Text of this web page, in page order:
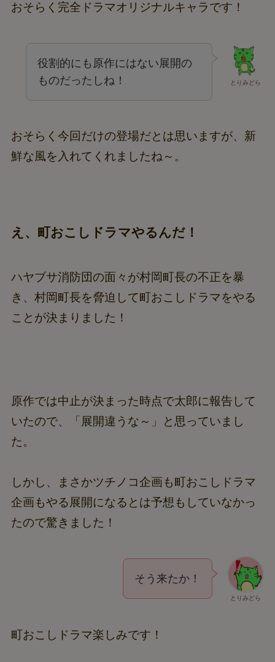
おそらく完全ドラマオリジナルキャラです！
とりみどら
役割的にも原作にはない展開の
ものだったしね！
おそらく今回だけの登場だとは思いますが、新
鮮な風を入れてくれましたね～。
え、町おこしドラマやるんだ！
ハヤブサ消防団の面々が村岡町長の不正を暴
き、村岡町長を脅迫して町おこしドラマをやる
ことが決まりました！
原作では中止が決まった時点で太郎に報告して
いたので、「展開違うな～」と思っていまし
た。
しかし、まさかツチノコ企画も町おこしドラマ
企画もやる展開になるとは予想もしていなかっ
たので驚きました！
とりみどら
そう来たか！
町おこしドラマ楽しみです！